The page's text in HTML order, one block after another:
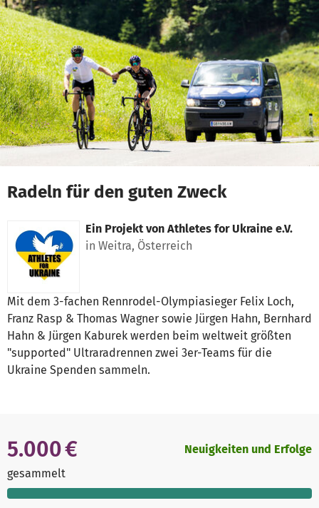
Zum Hauptinhalt springen
Erklärung zur Barrierefreiheit anzeigen
Radeln für den guten Zweck
Ein Projekt von Athletes for Ukraine e.V.
in Weitra, Österreich
Mit dem 3-fachen Rennrodel-Olympiasieger Felix Loch,
Franz Rasp & Thomas Wagner sowie Jürgen Hahn, Bernhard
Hahn & Jürgen Kaburek werden beim weltweit größten
"supported" Ultraradrennen zwei 3er-Teams für die
Ukraine Spenden sammeln.
5.000 €
gesammelt
Neuigkeiten und Erfolge